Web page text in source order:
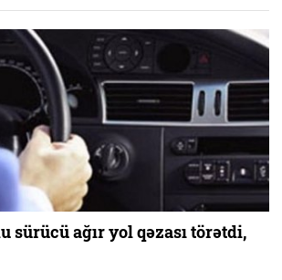
sürücü ağır yol qəzası törətdi,